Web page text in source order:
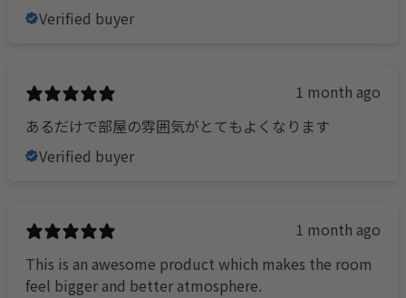
Verified buyer
1 month ago
あるだけで部屋の雰囲気がとてもよくなります
Verified buyer
1 month ago
This is an awesome product which makes the room
feel bigger and better atmosphere.